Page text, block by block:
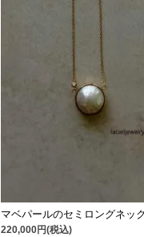
マベパールのセミロングネッ
220,000円(税込)